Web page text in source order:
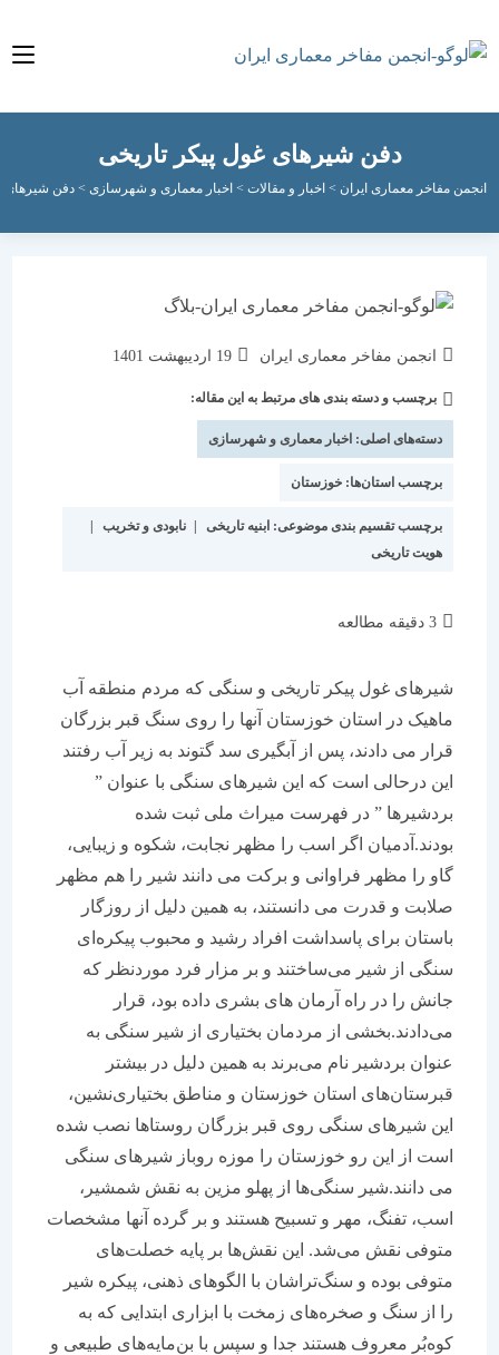
دفن شیرهای غول پیکر تاریخی
مفاخر معماری ایران > اخبار و مقالات>اخبار معماری و شهرسازی>دفن شیرهای غول
انجمن مفاخر معماری ایران
نوشته
شده
است:
19 اردیبهشت 1401
برچسب و دسته بندی های مرتبط به این مقاله:
دسته‌های اصلی:اخبار معماری و شهرسازی
برچسب استان‌ها:خوزستان
برچسب تقسیم بندی موضوعی:ابنیه تاریخی | نابودی و تخریب |
هویت تاریخی
شیرهای غول پیکر تاریخی و سنگی که مردم منطقه آب
ماهیک در استان خوزستان آنها را روی سنگ قبر بزرگان
قرار می دادند، پس از آبگیری سد گتوند به زیر آب رفتند
این درحالی است که این شیرهای سنگی با عنوان ”
بردشیرها ” در فهرست میراث ملی ثبت شده
بودند.آدمیان اگر اسب را مظهر نجابت، شکوه و زیبایی،
گاو را مظهر فراوانی و برکت می دانند شیر را هم مظهر
صلابت و قدرت می دانستند، به همین دلیل از روزگار
باستان برای پاسداشت افراد رشید و محبوب پیکره‌ای
سنگی از شیر می‌ساختند و بر مزار فرد موردنظر که
جانش را در راه آرمان های بشری داده بود، قرار
می‌دادند.بخشی از مردمان بختیاری از شیر سنگی به
عنوان بردشیر نام می‌برند به همین دلیل در بیشتر
قبرستان‌های استان خوزستان و مناطق بختیاری‌نشین،
این شیرهای سنگی روی قبر بزرگان روستاها نصب شده
است از این رو خوزستان را موزه روباز شیرهای سنگی
می دانند.شیر سنگی‌ها از پهلو مزین به نقش شمشیر،
اسب، تفنگ، مهر و تسبیح هستند و بر گرده آنها مشخصات
متوفی نقش می‌شد. این نقش‌ها بر پایه خصلت‌های
متوفی بوده و سنگ‌تراشان با الگوهای ذهنی، پیکره شیر
را از سنگ و صخره‌های زمخت با ابزاری ابتدایی که به
کوه‌بُر معروف هستند جدا و سپس با بن‌مایه‌های طبیعی و